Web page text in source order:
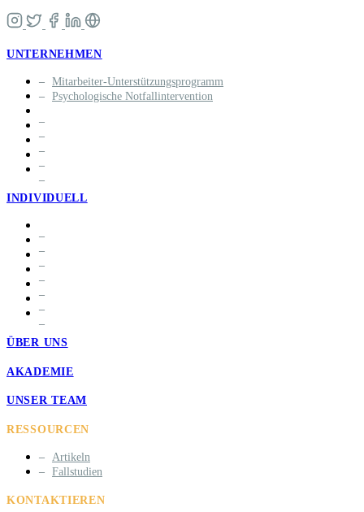
UNTERNEHMEN
Mitarbeiter-Unterstützungsprogramm
Psychologische Notfallintervention
INDIVIDUELL
ÜBER UNS
AKADEMIE
UNSER TEAM
RESSOURCEN
Artikeln
Fallstudien
KONTAKTIEREN